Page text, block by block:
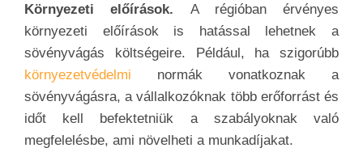
Környezeti előírások. A régióban érvényes
környezeti előírások is hatással lehetnek a
sövényvágás költségeire. Például, ha szigorúbb
környezetvédelmi normák vonatkoznak a
sövényvágásra, a vállalkozóknak több erőforrást és
időt kell befektetniük a szabályoknak való
megfelelésbe, ami növelheti a munkadíjakat.